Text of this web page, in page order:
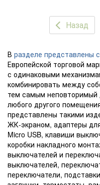
Назад
В разделе представлены
Европейской торговой
с одинаковыми
комбинировать между
тем самым неповторимый
любого другого
представлены такими
ЖК-экраном, адаптеры
Micro USB, клавиши
коробки накладного
выключателей и
выключателей,
переключатели,